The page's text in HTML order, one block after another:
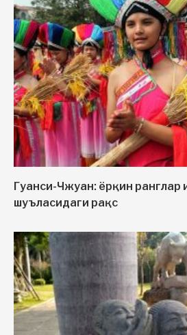
Гуанси-Чжуан: ёрқин ранглар
шуъласидаги рақс